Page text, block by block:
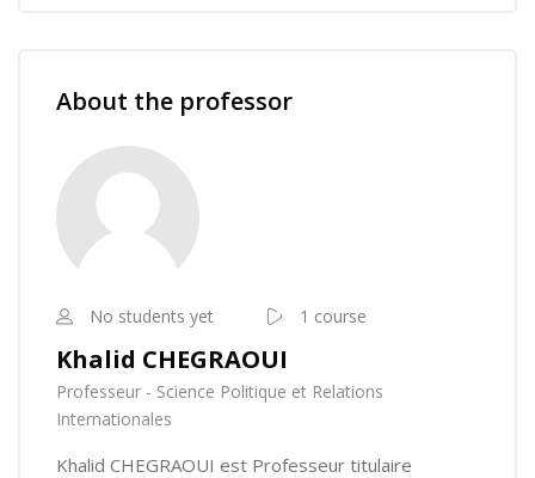
About the professor
No students yet 1 course
Khalid CHEGRAOUI
Professeur - Science Politique et Relations
Internationales
Khalid CHEGRAOUI est Professeur titulaire